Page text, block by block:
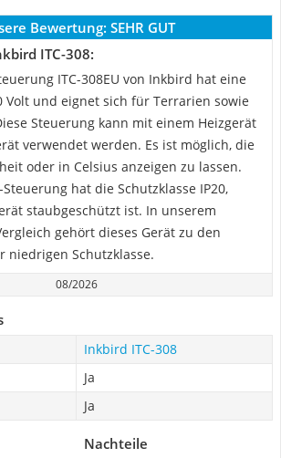
Bewertung: SEHR GUT
ITC-308:
ITC-308EU von Inkbird hat eine
Volt und eignet sich für Terrarien sowie
Steuerung kann mit einem Heizgerät
verwendet werden. Es ist möglich, die
oder in Celsius anzeigen zu lassen.
hat die Schutzklasse IP20,
staubgeschützt ist. In unserem
gehört dieses Gerät zu den
niedrigen Schutzklasse.
08/2026
Inkbird ITC-308
Ja
Ja
Nachteile